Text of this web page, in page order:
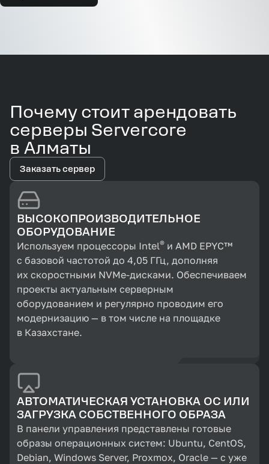
Почему стоит арендовать
серверы Servercore
в Алматы
Заказать сервер
ВЫСОКОПРОИЗВОДИТЕЛЬНОЕ
ОБОРУДОВАНИЕ
Используем процессоры Intel® и AMD EPYC™
с базовой частотой до 4,05 ГГц, дополняя
их скоростными NVMe‑дисками. Обеспечиваем
проекты актуальным серверным
оборудованием и регулярно проводим его
модернизацию — в том числе на площадке
в Казахстане.
АВТОМАТИЧЕСКАЯ УСТАНОВКА ОС ИЛИ
ЗАГРУЗКА СОБСТВЕННОГО ОБРАЗА
В панели управления представлены готовые
образы операционных систем: Ubuntu, CentOS,
Debian, Windows Server, Proxmox, Oracle — с уже